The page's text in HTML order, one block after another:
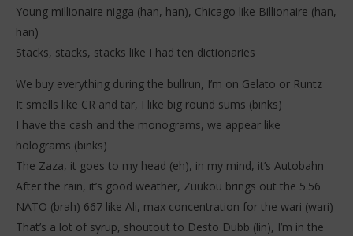
Young millionaire nigga (han, han), Chicago like Billionaire (han,
han)
Stacks, stacks, stacks like I had ten dictionaries
We buy everything during the bullrun, I’m on Gelato or Runtz
It smells like CR and tar, I like big round sums (binks)
I have the cash and the monograms, we appear like
holograms (binks)
The Zaza, it goes to my head (eh), in my mind, it’s Autobahn
After the rain, it’s good weather, Zuukou brings out the 5.56
NATO (brah) 667 like Ali, max concentration for the wari (wari)
That’s a lot of syrup, shoutout to Desto Dubb (lin), I’m in the